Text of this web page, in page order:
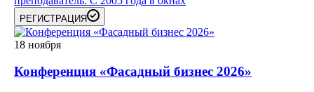
РЕГИСТРАЦИЯ
18 ноября
Конференция «Фасадный бизнес 2026»